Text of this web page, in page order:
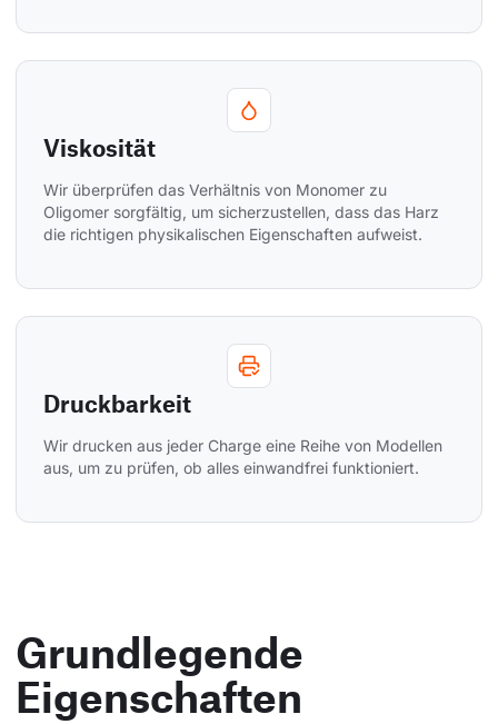
Viskosität
Wir überprüfen das Verhältnis von Monomer zu
Oligomer sorgfältig, um sicherzustellen, dass das Harz
die richtigen physikalischen Eigenschaften aufweist.
Druckbarkeit
Wir drucken aus jeder Charge eine Reihe von Modellen
aus, um zu prüfen, ob alles einwandfrei funktioniert.
Grundlegende
Eigenschaften